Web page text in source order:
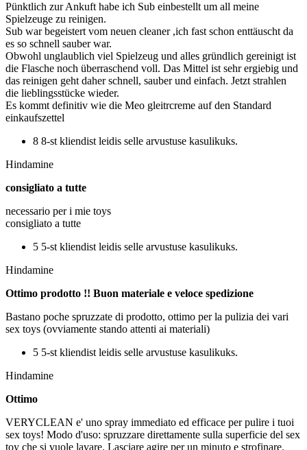
Pünktlich zur Ankuft habe ich Sub einbestellt um all meine
Spielzeuge zu reinigen.
Sub war begeistert vom neuen cleaner ,ich fast schon enttäuscht da
es so schnell sauber war.
Obwohl unglaublich viel Spielzeug und alles gründlich gereinigt ist
die Flasche noch überraschend voll. Das Mittel ist sehr ergiebig und
das reinigen geht daher schnell, sauber und einfach. Jetzt strahlen
die lieblingsstücke wieder.
Es kommt definitiv wie die Meo gleitrcreme auf den Standard
einkaufszettel
8 8-st kliendist leidis selle arvustuse kasulikuks.
Hindamine
consigliato a tutte
necessario per i mie toys
consigliato a tutte
5 5-st kliendist leidis selle arvustuse kasulikuks.
Hindamine
Ottimo prodotto !! Buon materiale e veloce spedizione
Bastano poche spruzzate di prodotto, ottimo per la pulizia dei vari
sex toys (ovviamente stando attenti ai materiali)
5 5-st kliendist leidis selle arvustuse kasulikuks.
Hindamine
Ottimo
VERYCLEAN e' uno spray immediato ed efficace per pulire i tuoi
sex toys! Modo d'uso: spruzzare direttamente sulla superficie del sex
toy che si vuole lavare. Lasciare agire per un minuto e strofinare.